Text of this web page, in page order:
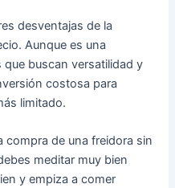
desventajas de la
Aunque es una
buscan versatilidad y
costosa para
limitado.
compra de una freidora sin
meditar muy bien
y empiza a comer